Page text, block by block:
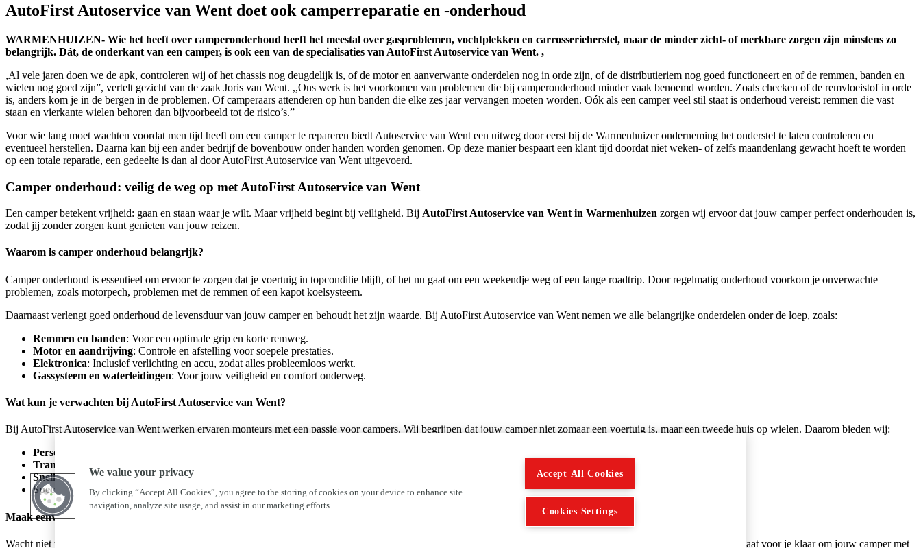
AutoFirst Autoservice van Went doet ook camperreparatie en -onderhoud
WARMENHUIZEN- Wie het heeft over camperonderhoud heeft het meestal over gasproblemen, vochtplekken en carrosserieherstel, maar de minder zicht- of merkbare zorgen zijn minstens zo
belangrijk. Dát, de onderkant van een camper, is ook een van de specialisaties van AutoFirst Autoservice van Went. ,
,Al vele jaren doen we de apk, controleren wij of het chassis nog deugdelijk is, of de motor en aanverwante onderdelen nog in orde zijn, of de distributieriem nog goed functioneert en of de remmen, banden en
wielen nog goed zijn”, vertelt gezicht van de zaak Joris van Went. ,,Ons werk is het voorkomen van problemen die bij camperonderhoud minder vaak benoemd worden. Zoals checken of de remvloeistof in orde
is, anders kom je in de bergen in de problemen. Of camperaars attenderen op hun banden die elke zes jaar vervangen moeten worden. Oók als een camper veel stil staat is onderhoud vereist: remmen die vast
staan en vierkante wielen behoren dan bijvoorbeeld tot de risico’s.”
Voor wie lang moet wachten voordat men tijd heeft om een camper te repareren biedt Autoservice van Went een uitweg door eerst bij de Warmenhuizer onderneming het onderstel te laten controleren en
eventueel herstellen. Daarna kan bij een ander bedrijf de bovenbouw onder handen worden genomen. Op deze manier bespaart een klant tijd doordat niet weken- of zelfs maandenlang gewacht hoeft te worden
op een totale reparatie, een gedeelte is dan al door AutoFirst Autoservice van Went uitgevoerd.
Camper onderhoud: veilig de weg op met AutoFirst Autoservice van Went
Een camper betekent vrijheid: gaan en staan waar je wilt. Maar vrijheid begint bij veiligheid. Bij AutoFirst Autoservice van Went in Warmenhuizen zorgen wij ervoor dat jouw camper perfect onderhouden is,
zodat jij zonder zorgen kunt genieten van jouw reizen.
Waarom is camper onderhoud belangrijk?
Camper onderhoud is essentieel om ervoor te zorgen dat je voertuig in topconditie blijft, of het nu gaat om een weekendje weg of een lange roadtrip. Door regelmatig onderhoud voorkom je onverwachte
problemen, zoals motorpech, problemen met de remmen of een kapot koelsysteem.
Daarnaast verlengt goed onderhoud de levensduur van jouw camper en behoudt het zijn waarde. Bij AutoFirst Autoservice van Went nemen we alle belangrijke onderdelen onder de loep, zoals:
Remmen en banden: Voor een optimale grip en korte remweg.
Motor en aandrijving: Controle en afstelling voor soepele prestaties.
Elektronica: Inclusief verlichting en accu, zodat alles probleemloos werkt.
Gassysteem en waterleidingen: Voor jouw veiligheid en comfort onderweg.
Wat kun je verwachten bij AutoFirst Autoservice van Went?
Bij AutoFirst Autoservice van Went werken ervaren monteurs met een passie voor campers. Wij begrijpen dat jouw camper niet zomaar een voertuig is, maar een tweede huis op wielen. Daarom bieden wij:
Persoonlijk advies
Transparante prijzen
Snelle service: We zorgen dat je snel weer de weg op kunt.
Specialistische kennis: Zowel voor oudere campers als de nieuwste modellen.
Maak eenvoudig een afspraak
Wacht niet tot de volgende reis om jouw camper te laten checken. . Ons team staat voor je klaar om jouw camper met
We value your privacy
By clicking “Accept All Cookies”, you agree to the storing of cookies on your device to enhance site
navigation, analyze site usage, and assist in our marketing efforts.
Accept All Cookies
Cookies Settings